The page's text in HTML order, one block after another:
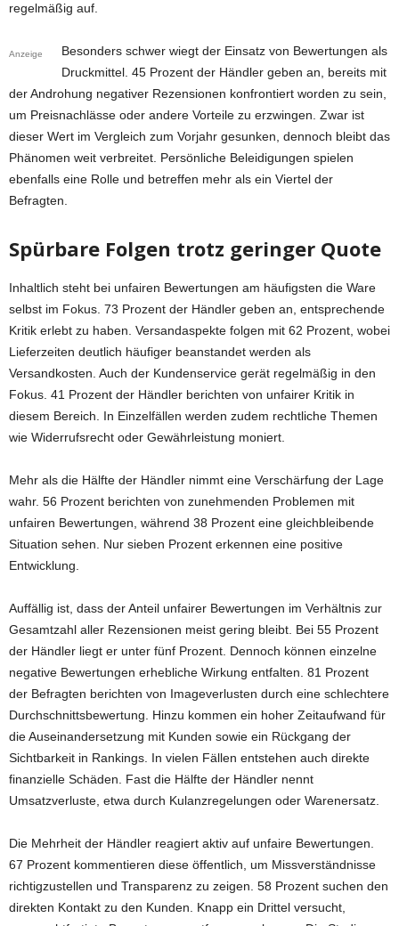
regelmäßig auf.
Anzeige
Besonders schwer wiegt der Einsatz von Bewertungen als
Druckmittel. 45 Prozent der Händler geben an, bereits mit
der Androhung negativer Rezensionen konfrontiert worden zu sein,
um Preisnachlässe oder andere Vorteile zu erzwingen. Zwar ist
dieser Wert im Vergleich zum Vorjahr gesunken, dennoch bleibt das
Phänomen weit verbreitet. Persönliche Beleidigungen spielen
ebenfalls eine Rolle und betreffen mehr als ein Viertel der
Befragten.
Spürbare Folgen trotz geringer Quote
Inhaltlich steht bei unfairen Bewertungen am häufigsten die Ware
selbst im Fokus. 73 Prozent der Händler geben an, entsprechende
Kritik erlebt zu haben. Versandaspekte folgen mit 62 Prozent, wobei
Lieferzeiten deutlich häufiger beanstandet werden als
Versandkosten. Auch der Kundenservice gerät regelmäßig in den
Fokus. 41 Prozent der Händler berichten von unfairer Kritik in
diesem Bereich. In Einzelfällen werden zudem rechtliche Themen
wie Widerrufsrecht oder Gewährleistung moniert.
Mehr als die Hälfte der Händler nimmt eine Verschärfung der Lage
wahr. 56 Prozent berichten von zunehmenden Problemen mit
unfairen Bewertungen, während 38 Prozent eine gleichbleibende
Situation sehen. Nur sieben Prozent erkennen eine positive
Entwicklung.
Auffällig ist, dass der Anteil unfairer Bewertungen im Verhältnis zur
Gesamtzahl aller Rezensionen meist gering bleibt. Bei 55 Prozent
der Händler liegt er unter fünf Prozent. Dennoch können einzelne
negative Bewertungen erhebliche Wirkung entfalten. 81 Prozent
der Befragten berichten von Imageverlusten durch eine schlechtere
Durchschnittsbewertung. Hinzu kommen ein hoher Zeitaufwand für
die Auseinandersetzung mit Kunden sowie ein Rückgang der
Sichtbarkeit in Rankings. In vielen Fällen entstehen auch direkte
finanzielle Schäden. Fast die Hälfte der Händler nennt
Umsatzverluste, etwa durch Kulanzregelungen oder Warenersatz.
Die Mehrheit der Händler reagiert aktiv auf unfaire Bewertungen.
67 Prozent kommentieren diese öffentlich, um Missverständnisse
richtigzustellen und Transparenz zu zeigen. 58 Prozent suchen den
direkten Kontakt zu den Kunden. Knapp ein Drittel versucht,